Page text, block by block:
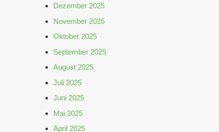
Dezember 2025
November 2025
Oktober 2025
September 2025
August 2025
Juli 2025
Juni 2025
Mai 2025
April 2025